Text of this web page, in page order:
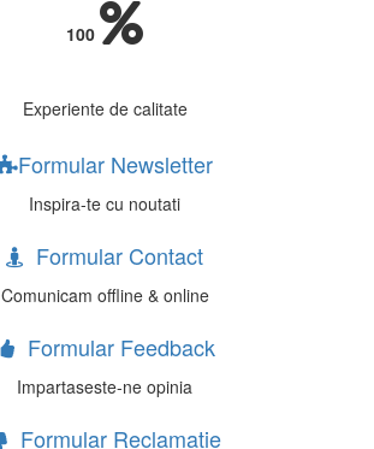
100
Experiente de calitate
Formular Newsletter
Inspira-te cu noutati
Formular Contact
Comunicam offline & online
Formular Feedback
Impartaseste-ne opinia
Formular Reclamatie